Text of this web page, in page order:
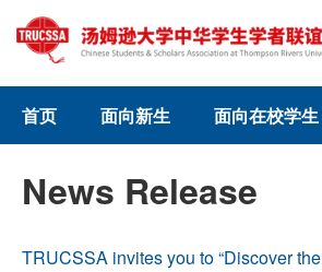
首页 面向新生 面向在校学生
News Release
TRUCSSA invites you to “Discover the